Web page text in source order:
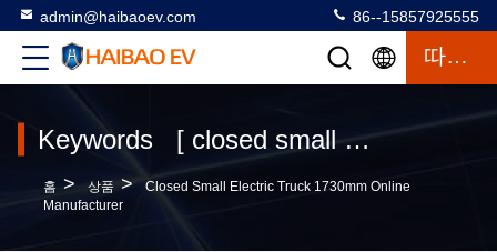
admin@haibaoev.com 86--15857925555
따옴표
Keywords [ closed small electric truck 1730mm ] Match 1 상품
홈 > 상품 >
Closed Small Electric Truck 1730mm Online
Manufacturer